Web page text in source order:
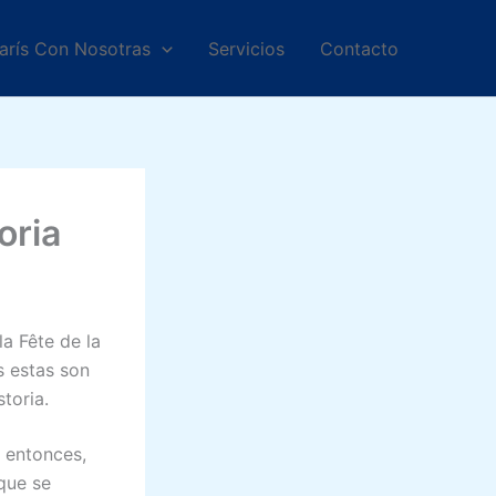
Con Nosotras Servicios Contacto
Fête de la
estas son
se